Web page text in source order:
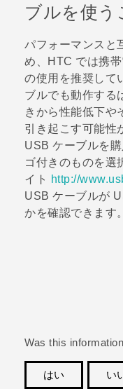
Login
ブルを使う
パフォーマンスと
め、HTC では携
の使用を推奨して
ブルでも動作する
きから性能低下や
引き起こす可能性
USB ケーブルを
ゴ付きのものを選
イト
http://
USB ケーブルが
かを確認できます。
Was this
はい
い